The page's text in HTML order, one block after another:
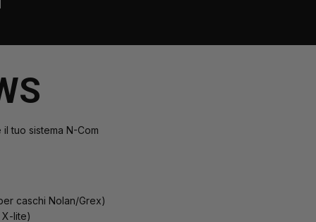
tuo sistema N-Com
caschi Nolan/Grex)
X-lite)